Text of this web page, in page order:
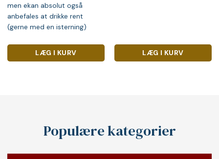
men ekan absolut også
anbefales at drikke rent
(gerne med en isterning)
LÆG I KURV LÆG I KURV
Populære kategorier